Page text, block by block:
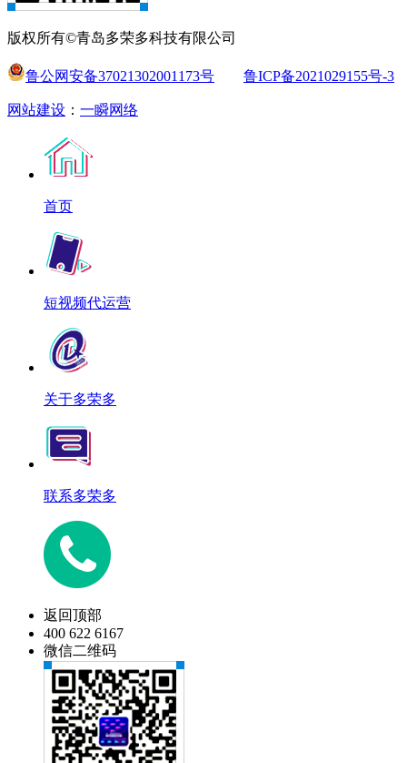
版权所有©青岛多荣多科技有限公司
鲁公网安备37021302001173号 鲁ICP备2021029155号-3
网站建设 ： 一瞬网络
首页
短视频代运营
关于多荣多
联系多荣多
返回顶部
400 622 6167
微信二维码